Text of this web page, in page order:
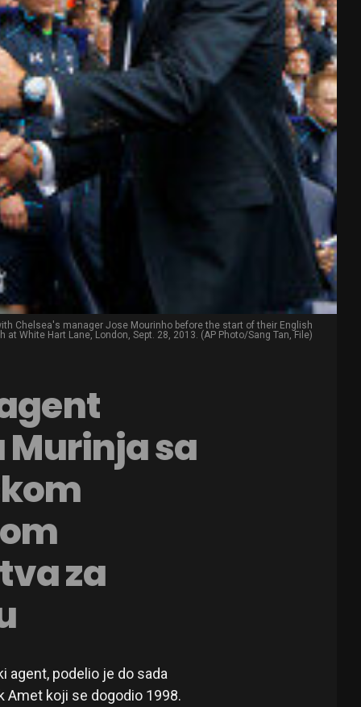
Chelsea's manager Jose Mourinho before the start of their English
White Hart Lane, London, Sept. 28, 2013. (AP Photo/Sang Tan, File)
Murinja sa
za
agent, podelio je do sada
Amet koji se dogodio 1998.